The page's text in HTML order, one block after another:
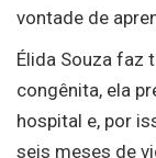
vontade de
Élida Souza faz
congênita, ela
hospital e, por
seis meses de